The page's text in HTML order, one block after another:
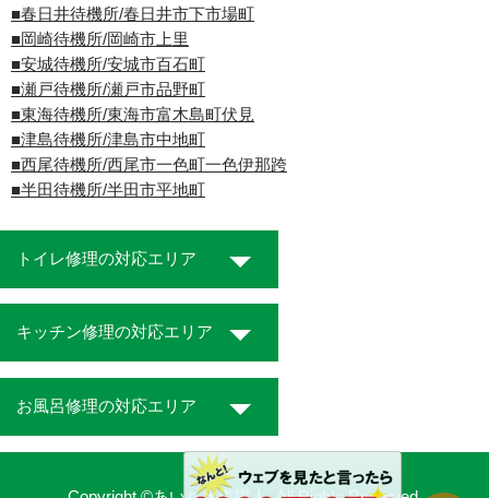
■春日井待機所/春日井市下市場町
■岡崎待機所/岡崎市上里
■安城待機所/安城市百石町
■瀬戸待機所/瀬戸市品野町
■東海待機所/東海市富木島町伏見
■津島待機所/津島市中地町
■西尾待機所/西尾市一色町一色伊那跨
■半田待機所/半田市平地町
トイレ修理の対応エリア
キッチン修理の対応エリア
お風呂修理の対応エリア